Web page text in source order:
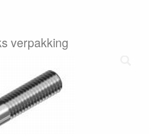
verpakking